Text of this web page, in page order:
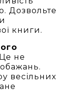
Дозвольте
книги.
Це не
весільних